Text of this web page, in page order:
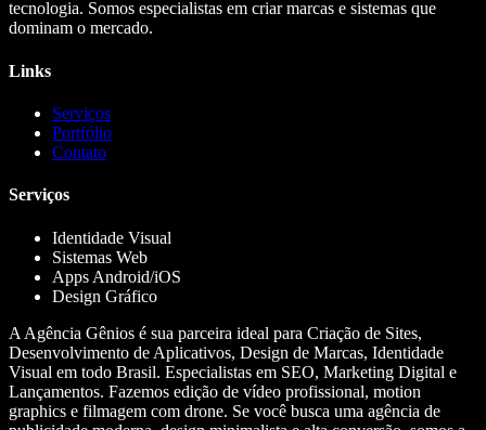
tecnologia. Somos especialistas em criar marcas e sistemas que
dominam o mercado.
Links
Serviços
Portfólio
Contato
Serviços
Identidade Visual
Sistemas Web
Apps Android/iOS
Design Gráfico
A Agência Gênios é sua parceira ideal para Criação de Sites,
Desenvolvimento de Aplicativos, Design de Marcas, Identidade
Visual em todo Brasil. Especialistas em SEO, Marketing Digital e
Lançamentos. Fazemos edição de vídeo profissional, motion
graphics e filmagem com drone. Se você busca uma agência de